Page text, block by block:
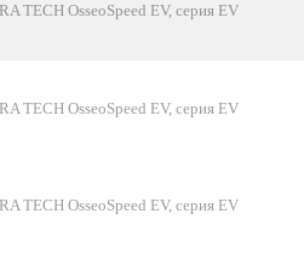
TECH OsseoSpeed EV, серия EV
TECH OsseoSpeed EV, серия EV
TECH OsseoSpeed EV, серия EV